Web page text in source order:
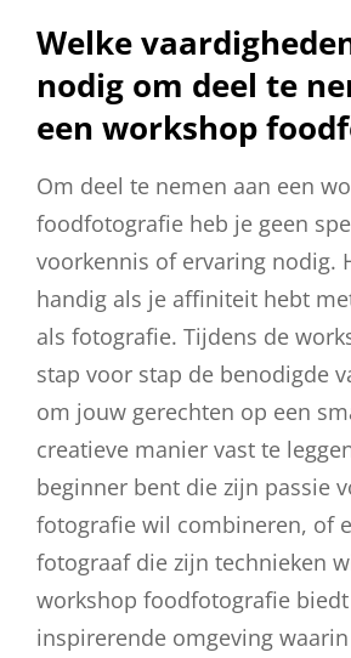
Welke
nodig om deel te
een workshop
Om deel te nemen aan een
foodfotografie heb je geen
voorkennis of ervaring nodig.
handig als je affiniteit hebt
als fotografie. Tijdens de
stap voor stap de benodigde
om jouw gerechten op een
creatieve manier vast te
beginner bent die zijn passie
fotografie wil combineren, of
fotograaf die zijn technieken
workshop foodfotografie
inspirerende omgeving